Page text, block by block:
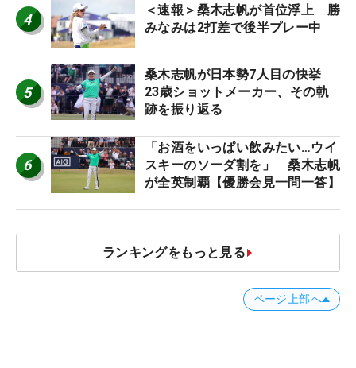
4
＜速報＞桑木志帆が首位浮上 勝
みなみは2打差で後半プレー中
5
桑木志帆が日本勢7人目の快挙
23歳ショットメーカー、その軌
跡を振り返る
6
「お酒をいっぱい飲みたい…ウイ
スキーのソーダ割を」 桑木志帆
が全英制覇【優勝会見一問一答】
ランキングをもっと見る
ページ上部へ